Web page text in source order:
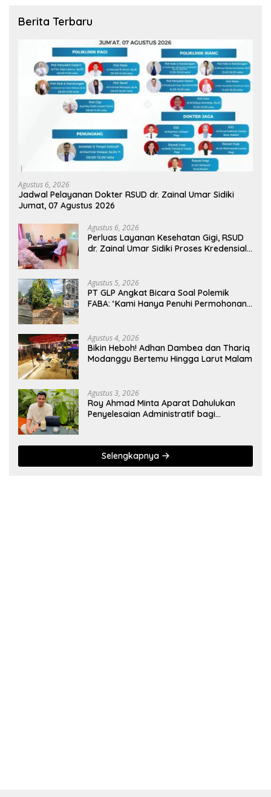
Berita Terbaru
Agustus 6, 2026
Jadwal Pelayanan Dokter RSUD dr. Zainal Umar Sidiki
Jumat, 07 Agustus 2026
Agustus 6, 2026
Perluas Layanan Kesehatan Gigi, RSUD
dr. Zainal Umar Sidiki Proses Kredensial
Agustus 5, 2026
PT GLP Angkat Bicara Soal Polemik
FABA: ‘Kami Hanya Penuhi Permohonan
Agustus 4, 2026
Bikin Heboh! Adhan Dambea dan Thariq
Modanggu Bertemu Hingga Larut Malam
Agustus 3, 2026
Roy Ahmad Minta Aparat Dahulukan
Penyelesaian Administratif bagi
Selengkapnya